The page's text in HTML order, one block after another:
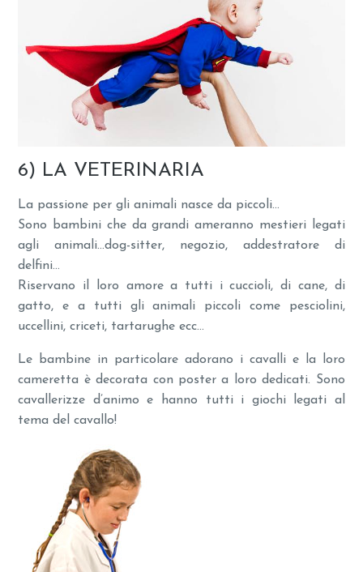
6) LA VETERINARIA
La passione per gli animali nasce da piccoli…
Sono bambini che da grandi ameranno mestieri legati
agli animali…dog-sitter, negozio, addestratore di
delfini…
Riservano il loro amore a tutti i cuccioli, di cane, di
gatto, e a tutti gli animali piccoli come pesciolini,
uccellini, criceti, tartarughe ecc…
Le bambine in particolare adorano i cavalli e la loro
cameretta è decorata con poster a loro dedicati. Sono
cavallerizze d’animo e hanno tutti i giochi legati al
tema del cavallo!